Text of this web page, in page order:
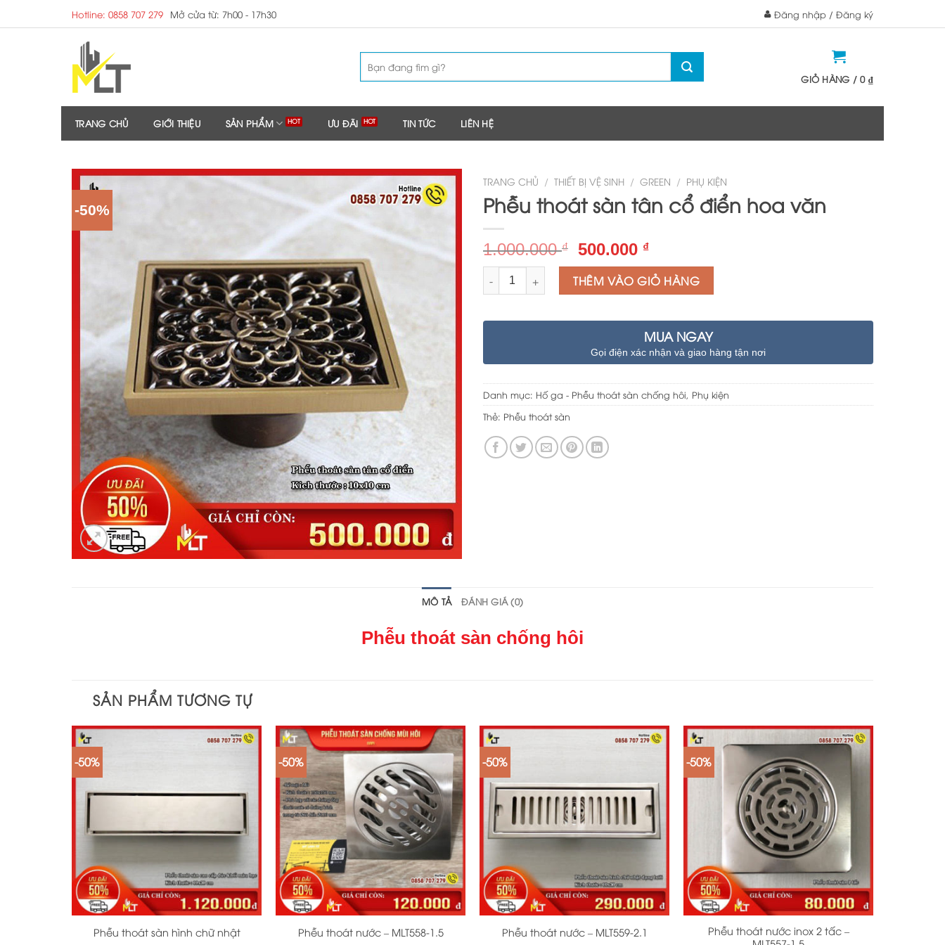
to
Hotline: 0858 707 279 Mở cửa từ: 7h00 - 17h30 Đăng nhập / Đăng ký
kiếm:
GIỎ HÀNG /0 ₫
TRANG CHỦ GIỚI THIỆU SẢN PHẨM ƯU ĐÃI TIN TỨC LIÊN HỆ
-50%
TRANG CHỦ / THIẾT BỊ VỆ SINH / GREEN / PHỤ KIỆN
Phễu thoát sàn tân cổ điển hoa văn
1.000.000₫
Giá
gốc
là:
1.000.000 ₫.
500.000 ₫Giá
hiện
tại
là:
500.000 ₫.
Số lượng THÊM VÀO GIỎ HÀNG
MUA NGAY
Gọi điện xác nhận và giao hàng tận nơi
Danh mục: Hố ga - Phễu thoát sàn chống hôi, Phụ kiện
Thẻ: Phễu thoát sàn
MÔ TẢ ĐÁNH GIÁ (0)
Phễu thoát sàn chống hôi
SẢN PHẨM TƯƠNG TỰ
-50%
+
Phễu thoát sàn hình chữ nhật
-50%
+
Phễu thoát nước – MLT558-1.5
-50%
+
Phễu thoát nước – MLT559-2.1
-50%
+
Phễu thoát nước inox 2 tấc –